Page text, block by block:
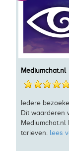
Mediumchat.nl
Iedere
Dit waarderen
tarieven. lees